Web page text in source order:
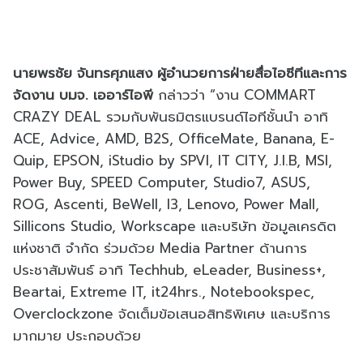
นายพรชัย จันทรศุภแสง ผู้อำนวยการฝ่ายสื่อไอซีทีและการ
จัดงาน บมจ. เออาร์ไอพี กล่าวว่า “งาน COMMART
CRAZY DEAL รวมกับพันธมิตรแบรนด์ไอทีชั้นนำ อาทิ
ACE, Advice, AMD, B2S, OfficeMate, Banana, E-
Quip, EPSON, iStudio by SPVI, IT CITY, J.I.B, MSI,
Power Buy, SPEED Computer, Studio7, ASUS,
ROG, Ascenti, BeWell, I3, Lenovo, Power Mall,
Sillicons Studio, Workscape และบริษัท ข้อมูลเครดิต
แห่งชาติ จำกัด ร่วมด้วย Media Partner ด้านการ
ประชาสัมพันธ์ อาทิ Techhub, eLeader, Business+,
Beartai, Extreme IT, it24hrs., Notebookspec,
Overclockzone จัดเต็มข้อเสนอสิทธิพิเศษ และบริการ
มากมาย ประกอบด้วย